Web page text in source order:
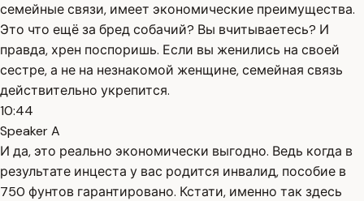
семейные связи, имеет экономические преимущества.
Это что ещё за бред собачий? Вы вчитываетесь? И
правда, хрен поспоришь. Если вы женились на своей
сестре, а не на незнакомой женщине, семейная связь
действительно укрепится.
10:44
Speaker A
И да, это реально экономически выгодно. Ведь когда в
результате инцеста у вас родится инвалид, пособие в
750 фунтов гарантировано. Кстати, именно так здесь